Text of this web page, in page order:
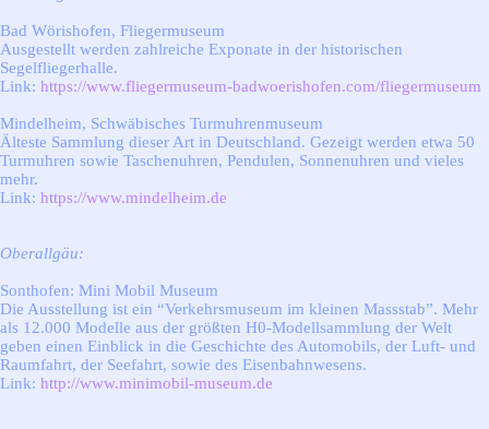
Bad Wörishofen, Fliegermuseum
Ausgestellt werden zahlreiche Exponate in der historischen
Segelfliegerhalle.
Link: https://www.fliegermuseum-badwoerishofen.com/fliegermuseum
Mindelheim, Schwäbisches Turmuhrenmuseum
Älteste Sammlung dieser Art in Deutschland. Gezeigt werden etwa 50
Turmuhren sowie Taschenuhren, Pendulen, Sonnenuhren und vieles
mehr.
Link: https://www.mindelheim.de
Oberallgäu:
Sonthofen: Mini Mobil Museum
Die Ausstellung ist ein “Verkehrsmuseum im kleinen Massstab”. Mehr
als 12.000 Modelle aus der größten H0-Modellsammlung der Welt
geben einen Einblick in die Geschichte des Automobils, der Luft- und
Raumfahrt, der Seefahrt, sowie des Eisenbahnwesens.
Link: http://www.minimobil-museum.de